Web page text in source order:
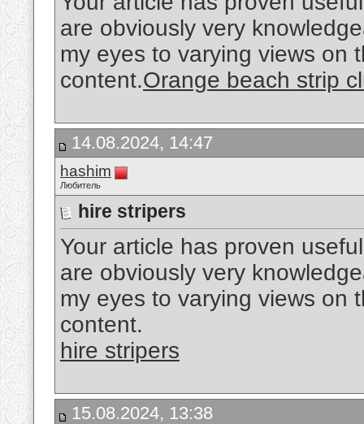
are obviously very
my eyes to varying views on
content.Orange beach strip
14.08.2024, 14:47
hashim
Любитель
hire stripers
Your article has proven
are obviously very
my eyes to varying views on
content.
hire stripers
15.08.2024, 13:38